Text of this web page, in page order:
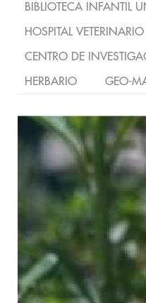
BIBLIOTECA INFANTIL
HOSPITAL
CENTRO DE
HERBARIO GEO-